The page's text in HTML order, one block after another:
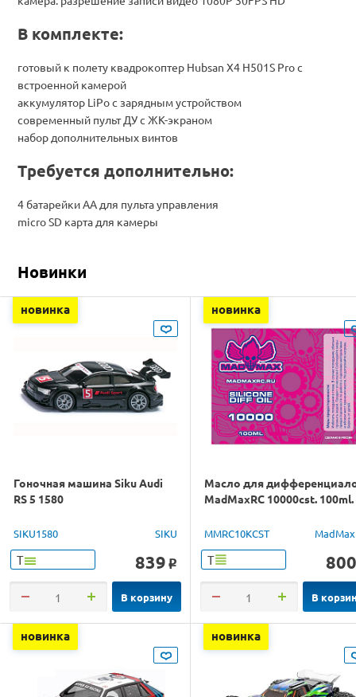
В комплекте:
готовый к полету квадрокоптер Hubsan X4 H501S Pro с
встроенной камерой
аккумулятор LiPo с зарядным устройством
современный пульт ДУ с ЖК-экраном
набор дополнительных винтов
Требуется дополнительно:
4 батарейки AA для пульта управления
micro SD карта для камеры
Новинки
новинка
Гоночная машина Siku Audi
RS 5 1580
SIKU1580 SIKU
Т 839 o
В корзину
новинка
Масло для
MadMaxRC 10000cst. 100ml.
MMRC10KCST
Т 800
В
новинка новинка